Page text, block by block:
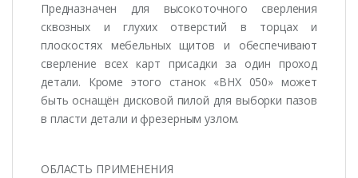
Предназначен для высокоточного сверления
сквозных и глухих отверстий в торцах и
плоскостях мебельных щитов и обеспечивают
сверление всех карт присадки за один проход
детали. Кроме этого станок «BHX 050» может
быть оснащён дисковой пилой для выборки пазов
в пласти детали и фрезерным узлом.
ОБЛАСТЬ ПРИМЕНЕНИЯ